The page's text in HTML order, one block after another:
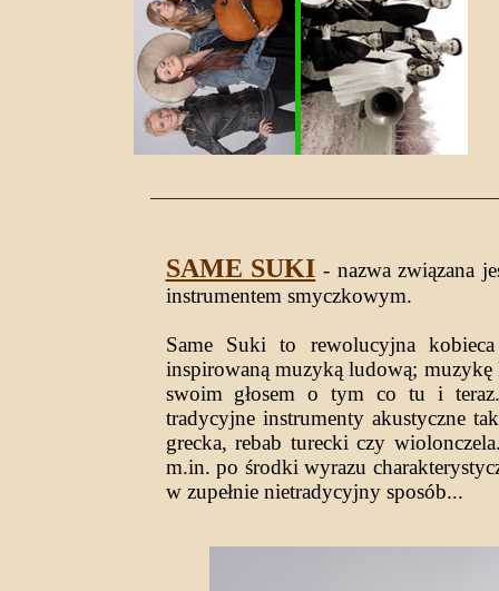
SAME SUKI - nazwa związana
instrumentem smyczkowym.
Same Suki to rewolucyjna
inspirowaną muzyką ludową; muzykę
swoim głosem o tym co tu i
tradycyjne instrumenty akustyczne
grecka, rebab turecki czy
m.in. po środki wyrazu
w zupełnie nietradycyjny sposób...